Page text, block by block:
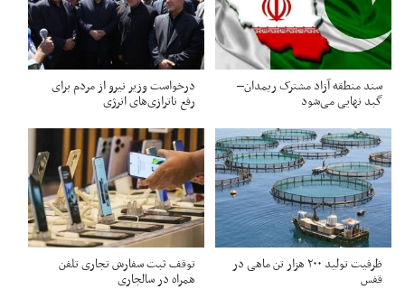
سند منطقه آزاد مشترک ریمدان–
گبد نهایی می‌شود
درخواست وزیر نیرو از مردم برای
رفع ناترازی‌های انرژی
ظرفیت تولید ۲۰۰ هزار تن ماهی در
قفس
توقف ثبت سفارش تجاری تلفن
همراه در سالجاری